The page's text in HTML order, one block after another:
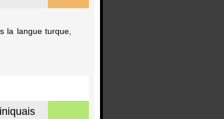
la langue turque,